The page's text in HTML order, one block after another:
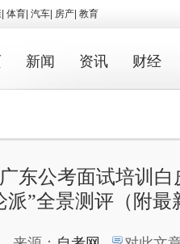
体育 汽车 房产 教育
新闻 资讯 财经
广东公考面试培训
派”全景测评（附最